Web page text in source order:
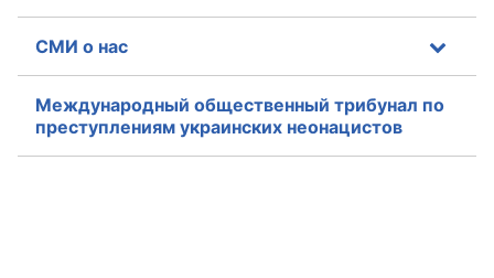
СМИ о нас
Международный общественный трибунал по
преступлениям украинских неонацистов